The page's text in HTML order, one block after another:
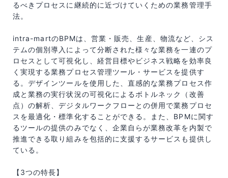
るべきプロセスに継続的に近づけていくための業務管理手
法。
intra-martのBPMは、営業・販売、生産、物流など、シス
テムの個別導入によって分断された様々な業務を一連のプ
ロセスとして可視化し、経営目標やビジネス戦略を効率良
く実現する業務プロセス管理ツール・サービスを提供す
る。デザインツールを使用した、直感的な業務プロセス作
成と業務の実行状況の可視化によるボトルネック（改善
点）の解析、デジタルワークフローとの併用で業務プロセ
スを最適化・標準化することができる。また、BPMに関す
るツールの提供のみでなく、企業自らが業務改革を内製で
推進できる取り組みを包括的に支援するサービスも提供し
ている。
【3つの特長】